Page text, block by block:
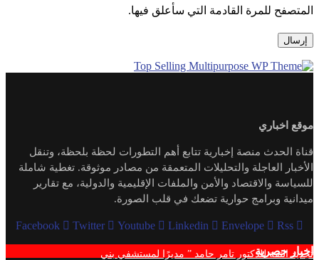
المتصفح للمرة القادمة التي سأعلق فيها.
موقع اخباري
قناة الحدث منصة إخبارية تتابع أهم التطورات لحظة بلحظة، وتنقل
الأخبار العاجلة والتحليلات المتعمقة من مصادر موثوقة. تغطية شاملة
للسياسة والاقتصاد والأمن والملفات الإقليمية والدولية، مع تقارير
ميدانية وبرامج حوارية تضعك في قلب الصورة.
Facebook Twitter Youtube Linkedin Envelope Rss
اخبار حصرية
تجديد الثقة للدكتور تامر حامد ” مديرًا لمستشفي بني